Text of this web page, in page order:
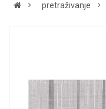
pretraživanje